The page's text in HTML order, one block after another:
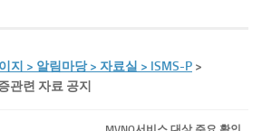
지 > 알림마당 > 자료실 > ISMS-P >
관련 자료 공지